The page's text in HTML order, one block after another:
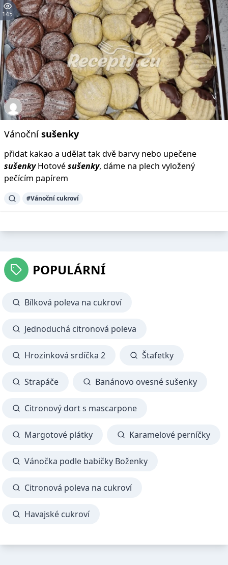
145
Vánoční sušenky
přidat kakao a udělat tak dvě barvy nebo upečene
sušenkyHotovésušenky, dáme na plech vyložený
pečícím papírem
#Vánoční cukroví
POPULÁRNÍ
Bílková poleva na cukroví
Jednoduchá citronová poleva
Hrozinková srdíčka 2 Štafetky
Strapáče Banánovo ovesné sušenky
Citronový dort s mascarpone
Margotové plátky Karamelové perníčky
Vánočka podle babičky Boženky
Citronová poleva na cukroví
Havajské cukroví